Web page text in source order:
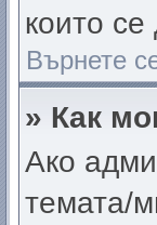
които се
Върнете
» Как
Ако
темата/